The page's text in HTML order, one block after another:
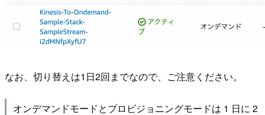
なお、切り替えは1日2回までなので、ご注意ください。
オンデマンドモードとプロビジョニングモードは 1 日に 2